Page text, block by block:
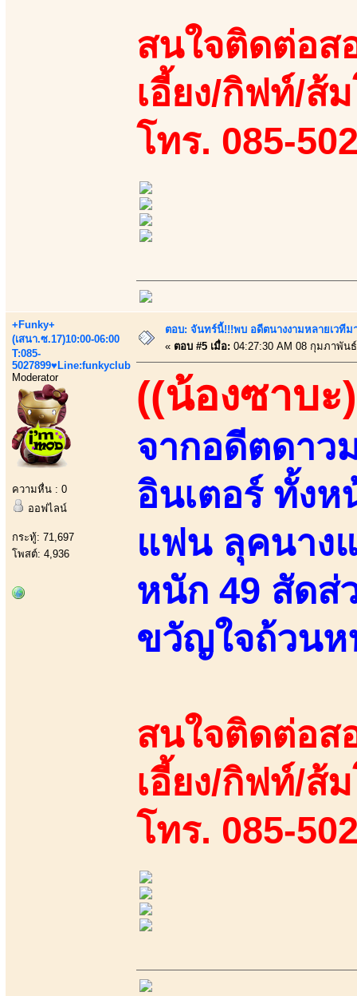
สนใจติดต่อส
เอี้ยง/กิฟท์/ส้
โทร. 085-
+Funky+
(เสนา.ซ.17)10:00-06:00
T:085-
5027899♥Line:funkyclub
Moderator
ความหื่น : 0
ออฟไลน์
กระทู้: 71,697
โพสต์: 4,936
ตอบ: จันทร์นี้!!!พบ อดีตนางงามหลายเวที
« ตอบ #5 เมื่อ: 04:27:30 AM 08 กุมภาพัน
((น้องซาบะ
จากอดีตดาว
อินเตอร์ ทั้งห
แฟน ลุคนาง
หนัก 49 สัดส่
ขวัญใจถ้วนห
สนใจติดต่อส
เอี้ยง/กิฟท์/ส้
โทร. 085-